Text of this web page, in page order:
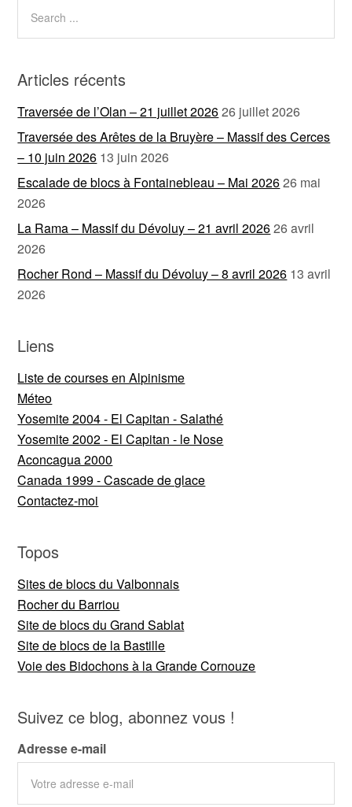
Articles récents
Traversée de l’Olan – 21 juillet 202626 juillet 2026
Traversée des Arêtes de la Bruyère – Massif des Cerces
– 10 juin 2026 13 juin 2026
Escalade de blocs à Fontainebleau – Mai 202626 mai
2026
La Rama – Massif du Dévoluy – 21 avril 202626 avril
2026
Rocher Rond – Massif du Dévoluy – 8 avril 2026 13 avril
2026
Liens
Liste de courses en Alpinisme
Méteo
Yosemite 2004 - El Capitan - Salathé
Yosemite 2002 - El Capitan - le Nose
Aconcagua 2000
Canada 1999 - Cascade de glace
Contactez-moi
Topos
Sites de blocs du Valbonnais
Rocher du Barriou
Site de blocs du Grand Sablat
Site de blocs de la Bastille
Voie des Bidochons à la Grande Cornouze
Suivez ce blog, abonnez vous !
Adresse e-mail